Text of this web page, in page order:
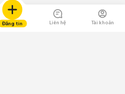
Đăng tin Liên hệ Tài khoản